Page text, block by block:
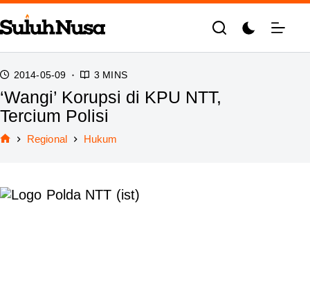
Skip
to
content
2014-05-09 3 MINS
‘Wangi’ Korupsi di KPU NTT,
Tercium Polisi
Regional Hukum